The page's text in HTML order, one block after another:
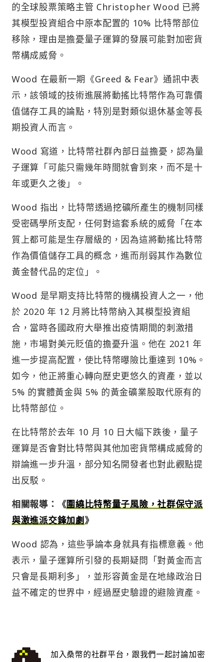
的全球股票策略主管 Christopher Wood 已將
其模型投資組合中原本配置的 10% 比特幣部位
移除，理由是擔憂量子運算的發展可能對加密貨
幣構成威脅。
Wood 在最新一期《Greed & Fear》通訊中表
示，該領域的技術進展將動搖比特幣作為可靠價
值儲存工具的論點，特別是對類似退休基金等長
期投資人而言。
Wood 寫道，比特幣社群內部日益擔憂，認為量
子運算「可能只需幾年時間就會到來，而不是十
年或更久之後」。
Wood 指出，比特幣透過挖礦所產生的機制同樣
受密碼學所支配，任何對這套系統的威脅「在本
質上都可能是生存層級的，因為這將動搖比特幣
作為價值儲存工具的概念，進而削弱其作為數位
黃金替代品的定位」。
Wood 是早期支持比特幣的機構投資人之一，他
於 2020 年 12 月將比特幣納入其模型投資組
合，當時各國政府大舉推出疫情期間的刺激措
施，市場對美元貶值的擔憂升溫。他在 2021 年
進一步提高配置，使比特幣曝險比重達到 10%。
如今，他正將重心轉向歷史更悠久的資產，並以
5% 的實體黃金與 5% 的黃金礦業股取代原有的
比特幣部位。
在比特幣於去年 10 月 10 日大幅下跌後，量子
運算是否會對比特幣與其他加密貨幣構成威脅的
辯論進一步升溫，部分知名開發者也對此觀點提
出反駁。
相關報導：《圍繞比特幣量子風險，社群保守派
與激進派交鋒加劇》
Wood 認為，這些爭論本身就具有指標意義。他
表示，量子運算所引發的長期疑問「對黃金而言
只會是長期利多」，並形容黃金是在地緣政治日
益不確定的世界中，經過歷史驗證的避險資產。
加入桑幣的社群平台，跟我們一起討論加密